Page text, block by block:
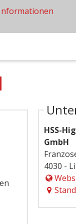
HSS-
GmbH
4030 -